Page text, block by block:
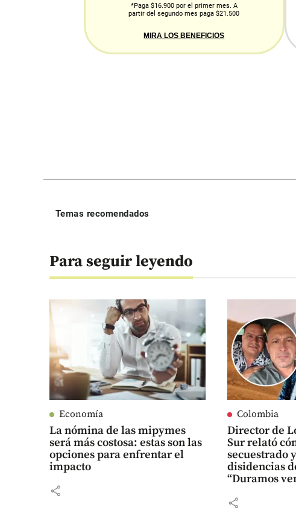
*Paga $16.900 por el primer mes. A
partir del segundo mes paga $21.500
MIRA LOS BENEFICIOS
Temas recomendados
Para seguir leyendo
Economía
La nómina de las mipymes
será más costosa: estas son las
opciones para enfrentar el
impacto
share
Colombia
Director de
Sur relató
secuestrado
disidencias
“Duramos
share